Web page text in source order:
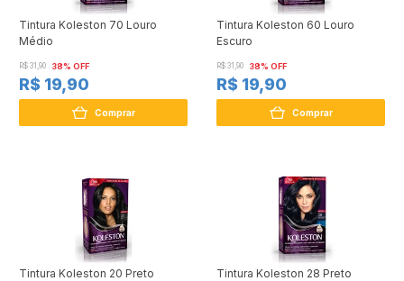
Tintura Koleston 70 Louro
Médio
R$ 31,90 38% OFF
R$ 19,90
Comprar
Tintura Koleston 60 Louro
Escuro
R$ 31,90 38% OFF
R$ 19,90
Comprar
Tintura Koleston 20 Preto
Tintura Koleston 28 Preto